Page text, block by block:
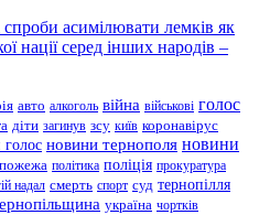
асимілювати лемків як
нації серед інших народів –
авто алкоголь війна військові голос
діти загинув зсу київ коронавірус
новини тернополя новини
пожежа політика поліція прокуратура
надал смерть спорт суд тернопілля
україна чортків